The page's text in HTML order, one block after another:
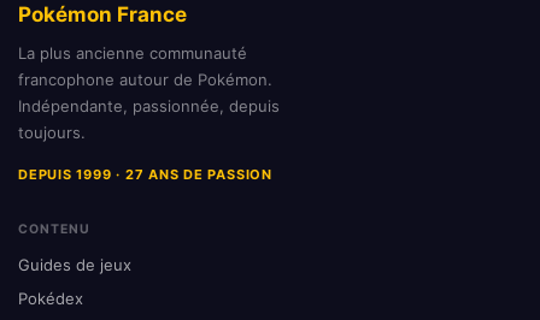
Pokémon France
La plus ancienne communauté
francophone autour de Pokémon.
Indépendante, passionnée, depuis
toujours.
DEPUIS 1999 · 27 ANS DE PASSION
CONTENU
Guides de jeux
Pokédex